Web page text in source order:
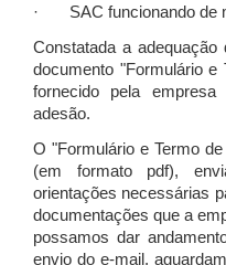
· SAC funcionando de
Constatada a adequação
documento "Formulário e
fornecido pela
adesão.
O "Formulário e Termo
(em formato pdf),
orientações necessárias
documentações que a
possamos dar
envio do e-mail,